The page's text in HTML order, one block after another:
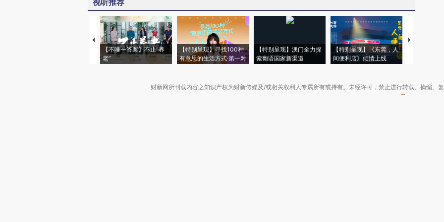
视听推荐
【不唯一答案】不止“养
老”
【特别呈现】寻找100种
有意思的生活方式·第一对
【特别呈现】澳门全力探
索葡语国家新渠道
【特别呈现】《东莞，人
间便利店》倾情上线
【推广】走
财新网所刊载内容之知识产权为财新传媒及/或相关权利人专属所有或持有。未经许可，禁止进行转载、摘编、复